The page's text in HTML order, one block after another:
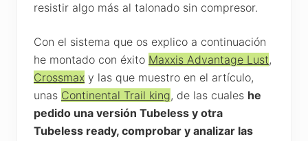
resistir algo más al talonado sin compresor.
Con el sistema que os explico a continuación
he montado con éxito Maxxis Advantage Lust,
Crossmax y las que muestro en el artículo,
unas Continental Trail king, de las cuales he
pedido una versión Tubeless y otra
Tubeless ready, comprobar y analizar las